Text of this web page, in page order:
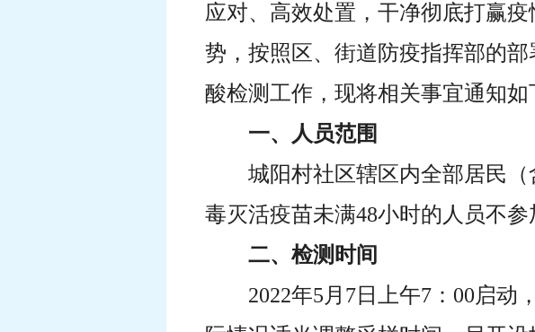
应对、高效处置，干净彻底打赢
势，按照区、街道防疫指挥部的
酸检测工作，现将相关事宜通知如
一、人员范围
城阳村社区辖区内全部居民
毒灭活疫苗未满48小时的人员不
二、检测时间
2022年5月7日上午7：00启动